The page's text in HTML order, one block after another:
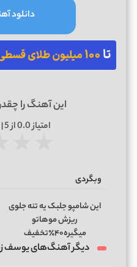
دانلود
این آهنگ را
امتیاز0.0از 5 | بر اساس
وبگردی
این شامپو جلبک یه تنه جلوی
ریزش موهاتو
میگیره۴۰٪تخفیف
دیگر آهنگ‌های یوسف